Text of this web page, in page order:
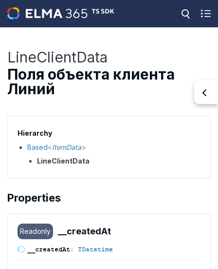
LineClientData
Поля объекта клиента
Линий
Hierarchy
Based<ItemData>
LineClientData
Properties
Readonly __createdAt
__createdAt: TDatetime